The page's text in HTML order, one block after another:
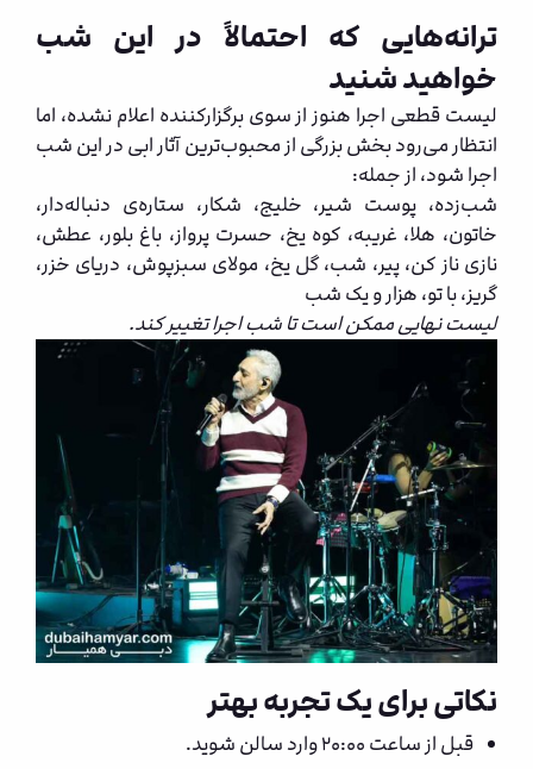
ترانه‌هایی که احتمالاً در این شب
خواهید شنید
لیست قطعی اجرا هنوز از سوی برگزارکننده اعلام نشده، اما
انتظار می‌رود بخش بزرگی از محبوب‌ترین آثار ابی در این شب
اجرا شود، از جمله:
شب‌زده، پوست شیر، خلیج، شکار، ستاره‌ی دنباله‌دار،
خاتون، هلا، غریبه، کوه یخ، حسرت پرواز، باغ بلور، عطش،
نازی ناز کن، پیر، شب، گل یخ، مولای سبزپوش، دریای خزر،
گریز، با تو، هزار و یک شب
لیست نهایی ممکن است تا شب اجرا تغییر کند.
نکاتی برای یک تجربه بهتر
قبل از ساعت ۲۰:۰۰ وارد سالن شوید.